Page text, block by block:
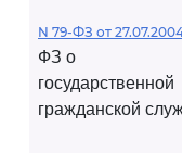
N 79-ФЗ от
ФЗ о
государственной
гражданской